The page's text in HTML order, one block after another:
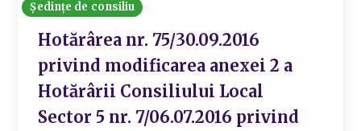
Ședințe de consiliu
Hotărârea nr. 75/30.09.2016
privind modificarea anexei 2 a
Hotărârii Consiliului Local
Sector 5 nr. 7/06.07.2016 privind